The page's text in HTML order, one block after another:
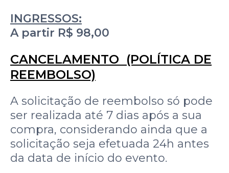
INGRESSOS:
A partir R$ 98,00
CANCELAMENTO (POLÍTICA DE
REEMBOLSO)
A solicitação de reembolso só pode
ser realizada até 7 dias após a sua
compra, considerando ainda que a
solicitação seja efetuada 24h antes
da data de início do evento.